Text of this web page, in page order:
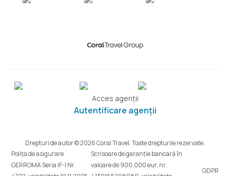
Acces agenții
Autentificare agenții
Drepturi de autor © 2026 Coral Travel. Toate drepturile rezervate.
Polița de asigurare
GERROMA Seria IF-I Nr.
Scrisoare de garanție bancară în
valoare de 900.000 eur, nr.
GDPR